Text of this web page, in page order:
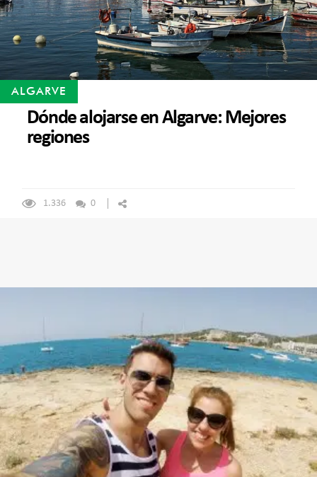
ALGARVE
Dónde alojarse en Algarve: Mejores
regiones
1.336 0